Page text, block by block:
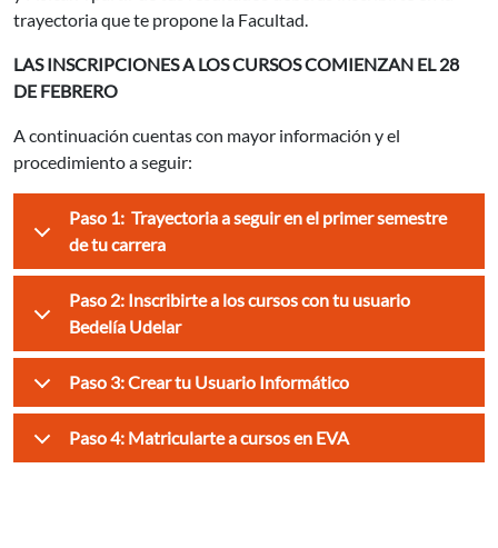
trayectoria que te propone la Facultad.
LAS INSCRIPCIONES A LOS CURSOS COMIENZAN EL 28
DE FEBRERO
A continuación cuentas con mayor información y el
procedimiento a seguir:
Paso 1: Trayectoria a seguir en el primer semestre
de tu carrera
Paso 2: Inscribirte a los cursos con tu usuario
Bedelía Udelar
Paso 3: Crear tu Usuario Informático
Paso 4: Matricularte a cursos en EVA